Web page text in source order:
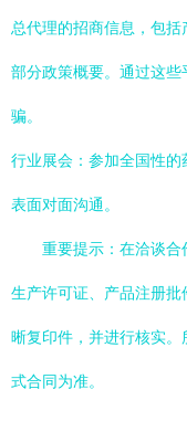
总代理的招商信息，包
部分政策概要。通过这
骗。
行业展会：参加全国性
表面对面沟通。
重要提示：在洽谈合
生产许可证、产品注册
晰复印件，并进行核实
式合同为准。